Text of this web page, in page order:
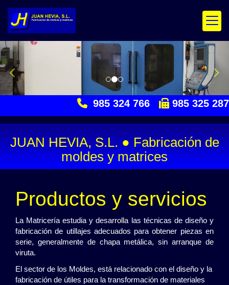
prev
985 324 766 985 325 287
JUAN HEVIA, S.L. ● Fabricación de
moldes y matrices
Productos y servicios
La Matricería estudia y desarrolla las técnicas de diseño y
fabricación de utillajes adecuados para obtener piezas en
serie, generalmente de chapa metálica, sin arranque de
viruta.
El sector de los Moldes, está relacionado con el diseño y la
fabricación de útiles para la transformación de materiales